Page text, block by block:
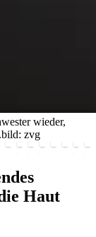
wieder,
bild: zvg
Haut